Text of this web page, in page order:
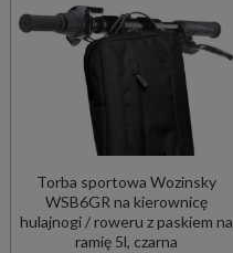
Torba sportowa Wozinsky
WSB6GR na kierownicę
hulajnogi / roweru z paskiem na
ramię 5l, czarna